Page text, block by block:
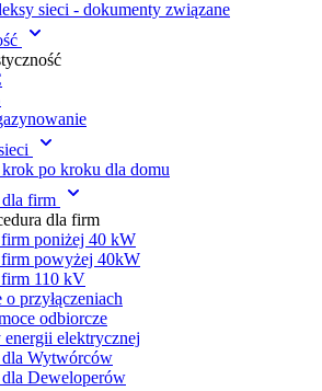
sieci - dokumenty związane
krok po kroku dla domu
dla firm
dla firm
poniżej 40 kW
powyżej 40kW
110 kV
przyłączeniach
odbiorcze
elektrycznej
Wytwórc ów
dla Deweloperów